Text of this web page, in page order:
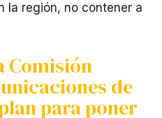
la región, no contener a
Comisión
de
para poner